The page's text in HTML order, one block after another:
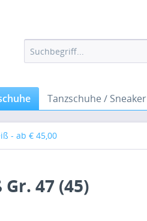
Tanzschuhe / Sneaker
- ab € 45,00
47 (45)